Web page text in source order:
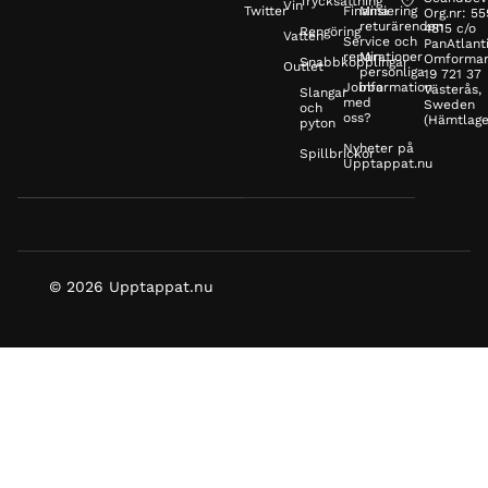
TwitterVin
Vatten
Outlet
Rengöring
Snabbkopplingar
Slangar
och
pyton
Spillbrickor
Finansiering
Service och
reparationer
Jobba
med
oss?
Nyheter på
Upptappat.nu
Mina
returärenden
Min
personliga
information
Org.nr:
4815 c/o
19 721 37
Västerås,
Sweden
© 2026 Upptappat.nu